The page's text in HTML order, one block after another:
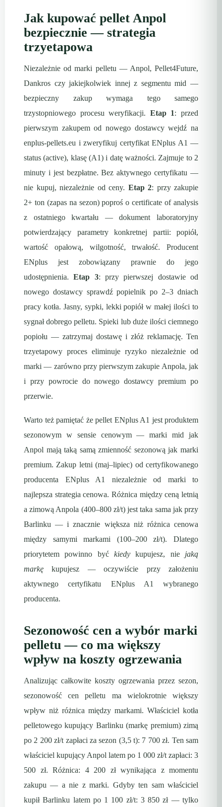
Jak kupować pellet Anpol
bezpiecznie — strategia
trzyetapowa
Niezależnie od marki pelletu — Anpol, Pellet4Future,
Dankros czy jakiejkolwiek innej z segmentu mid —
bezpieczny zakup wymaga tego samego
trzystopniowego procesu weryfikacji. Etap 1: przed
pierwszym zakupem od nowego dostawcy wejdź na
enplus-pellets.eu i zweryfikuj certyfikat ENplus A1 —
status (active), klasę (A1) i datę ważności. Zajmuje to 2
minuty i jest bezpłatne. Bez aktywnego certyfikatu —
nie kupuj, niezależnie od ceny. Etap 2: przy zakupie
2+ ton (zapas na sezon) poproś o certificate of analysis
z ostatniego kwartału — dokument laboratoryjny
potwierdzający parametry konkretnej partii: popiół,
wartość opałową, wilgotność, trwałość. Producent
ENplus jest zobowiązany prawnie do jego
udostępnienia.Etap 3: przy pierwszej dostawie od
nowego dostawcy sprawdź popielnik po 2–3 dniach
pracy kotła. Jasny, sypki, lekki popiół w małej ilości to
sygnał dobrego pelletu. Spieki lub duże ilości ciemnego
popiołu — zatrzymaj dostawę i złóż reklamację. Ten
trzyetapowy proces eliminuje ryzyko niezależnie od
marki — zarówno przy pierwszym zakupie Anpola, jak
i przy powrocie do nowego dostawcy premium po
przerwie.
Warto też pamiętać że pellet ENplus A1 jest produktem
sezonowym w sensie cenowym — marki mid jak
Anpol mają taką samą zmienność sezonową jak marki
premium. Zakup letni (maj–lipiec) od certyfikowanego
producenta ENplus A1 niezależnie od marki to
najlepsza strategia cenowa. Różnica między ceną letnią
a zimową Anpola (400–800 zł/t) jest taka sama jak przy
Barlinku — i znacznie większa niż różnica cenowa
między samymi markami (100–200 zł/t). Dlatego
priorytetem powinno być kiedy kupujesz, nie jaką
markę kupujesz — oczywiście przy założeniu
aktywnego certyfikatu ENplus A1 wybranego
producenta.
Sezonowość cen a wybór marki
pelletu — co ma większy
wpływ na koszty ogrzewania
Analizując całkowite koszty ogrzewania przez sezon,
sezonowość cen pelletu ma wielokrotnie większy
wpływ niż różnica między markami. Właściciel kotła
pelletowego kupujący Barlinku (markę premium) zimą
po 2 200 zł/t zapłaci za sezon (3,5 t): 7 700 zł. Ten sam
właściciel kupujący Anpol latem po 1 000 zł/t zapłaci: 3
500 zł. Różnica: 4 200 zł wynikająca z momentu
zakupu — a nie z marki. Gdyby ten sam właściciel
kupił Barlinku latem po 1 100 zł/t: 3 850 zł — tylko